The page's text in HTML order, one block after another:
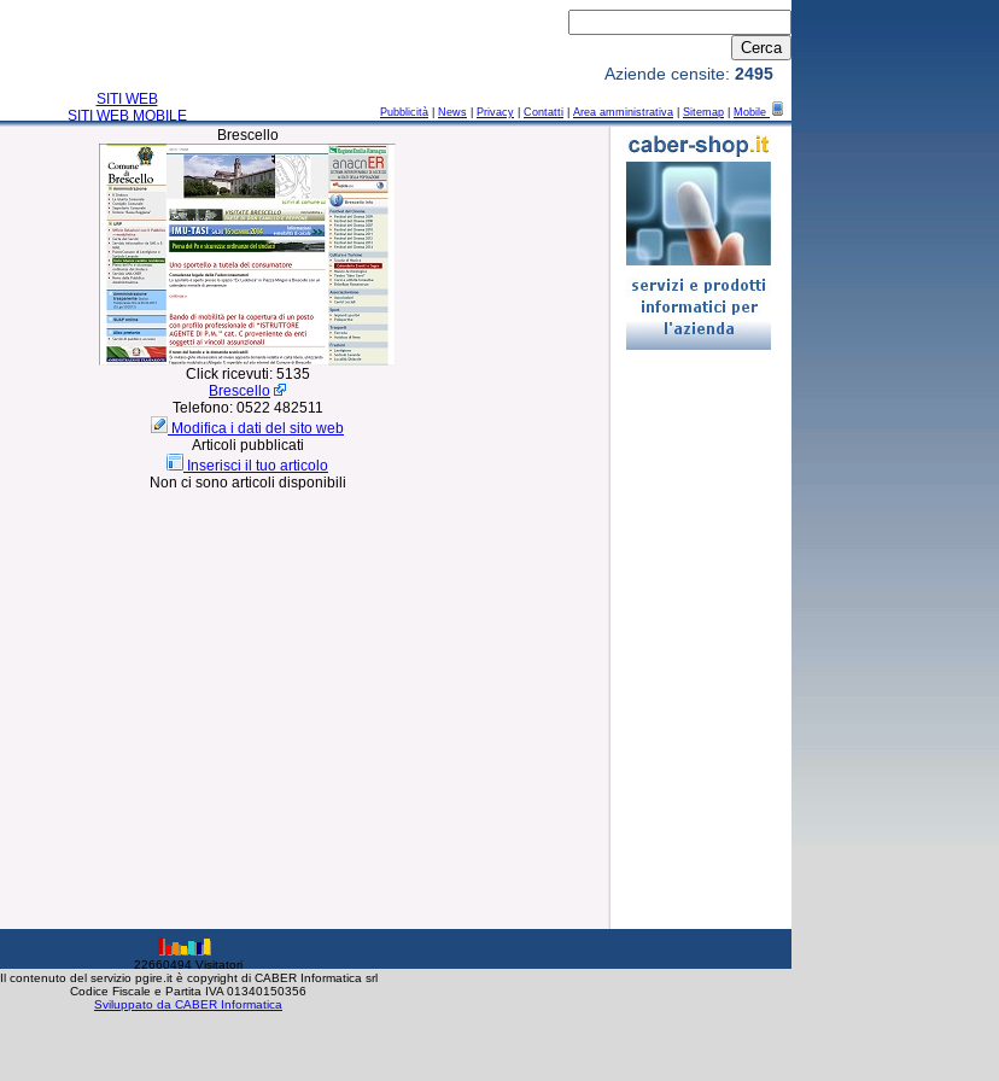
SITI WEB
SITI WEB MOBILE
Pubblicità News Privacy Contatti Area amministrativa Sitemap Mobile
Aziende censite: 2495
Brescello
Click ricevuti: 5135
Brescello
Telefono: 0522 482511
Modifica i dati del sito web
Articoli pubblicati
Inserisci il tuo articolo
Non ci sono articoli disponibili
22660494 Visitatori
Il contenuto del servizio pgire.it è copyright di CABER Informatica srl
Codice Fiscale e Partita IVA 01340150356
Sviluppato da CABER Informatica